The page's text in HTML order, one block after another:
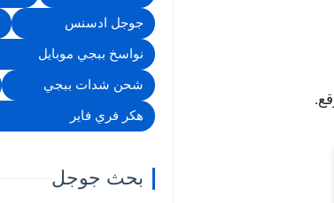
جوجل ادسنس
نواسخ ببجي موبايل
شحن شدات ببجي
هكر فري فاير
بحث جوجل